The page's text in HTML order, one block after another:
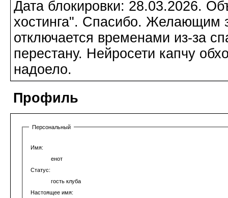
Дата блокировки: 28.03.2026.
хостинга". Спасибо. Желающим
отключается временами из-за
перестану. Нейросети капчу
надоело.
Профиль
Персональный
Имя:
енот
Статус:
гость клуба
Настоящее имя: